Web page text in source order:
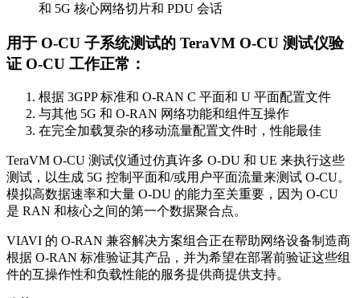
和 5G 核心网络切片和 PDU 会话
用于 O-CU 子系统测试的 TeraVM O-CU 测试仪验
证 O-CU 工作正常：
根据 3GPP 标准和 O-RAN C 平面和 U 平面配置文件
与其他 5G 和 O-RAN 网络功能和组件互操作
在完全加载复杂的移动流量配置文件时，性能最佳
TeraVM O-CU 测试仪通过仿真许多 O-DU 和 UE 来执行这些
测试，以生成 5G 控制平面和/或用户平面流量来测试 O-CU。
模拟高数据速率和大量 O-DU 的能力至关重要，因为 O-CU
是 RAN 和核心之间的第一个数据聚合点。
VIAVI 的 O-RAN 兼容解决方案组合正在帮助网络设备制造商
根据 O-RAN 标准验证其产品，并为希望在部署前验证这些组
件的互操作性和负载性能的服务提供商提供支持。